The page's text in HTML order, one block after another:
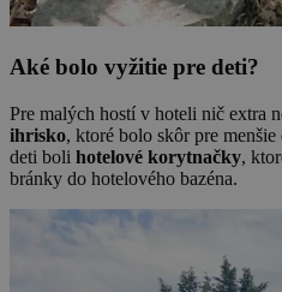
Aké bolo vyžitie pre deti?
Pre malých hostí v hoteli nič extra
ihrisko, ktoré bolo skôr pre
deti boli hotelové korytnačky,
bránky do hotelového bazéna.